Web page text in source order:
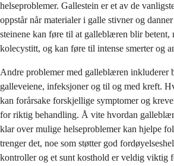
helseproblemer. Gallestein er et av de
oppstår når materialer i galle stivner og
steinene kan føre til at galleblæren blir betent,
kolecystitt, og kan føre til intense smerter og
Andre problemer med galleblæren inkluderer
galleveiene, infeksjoner og til og med kreft.
kan forårsake forskjellige symptomer og
for riktig behandling. Å vite hvordan
klar over mulige helseproblemer kan hjelpe
trenger det, noe som støtter god
kontroller og et sunt kosthold er veldig viktig